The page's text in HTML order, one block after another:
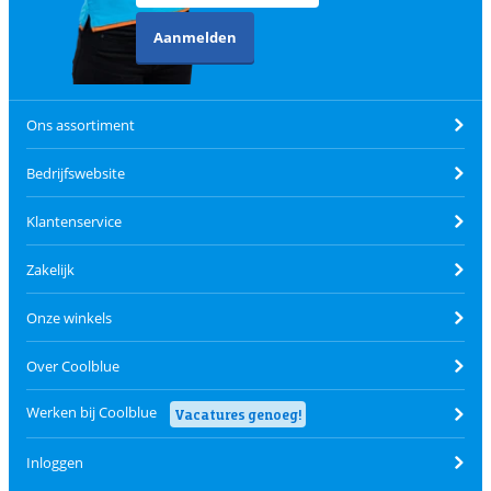
Aanmelden
Ons assortiment
Bedrijfswebsite
Klantenservice
Zakelijk
Onze winkels
Over Coolblue
Werken bij Coolblue Vacatures genoeg!
Inloggen